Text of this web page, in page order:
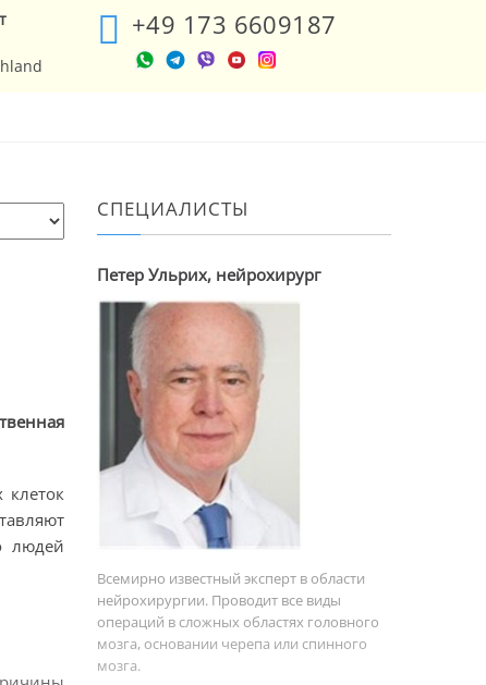
+49 173 6609187
клеток
людей
СПЕЦИАЛИСТЫ
Петер Ульрих, нейрохирург
Всемирно известный эксперт в области
нейрохирургии. Проводит все виды
операций в сложных областях головного
мозга, основании черепа или спинного
мозга.